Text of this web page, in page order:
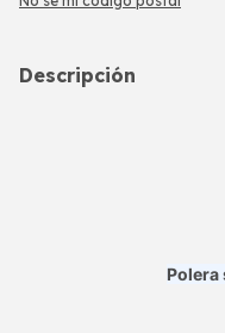
Descripción
Polera